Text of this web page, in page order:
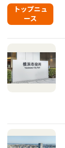
トップニュ
ース